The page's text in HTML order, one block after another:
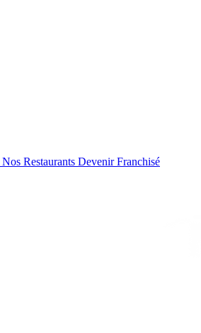
Nos Restaurants Devenir Franchisé